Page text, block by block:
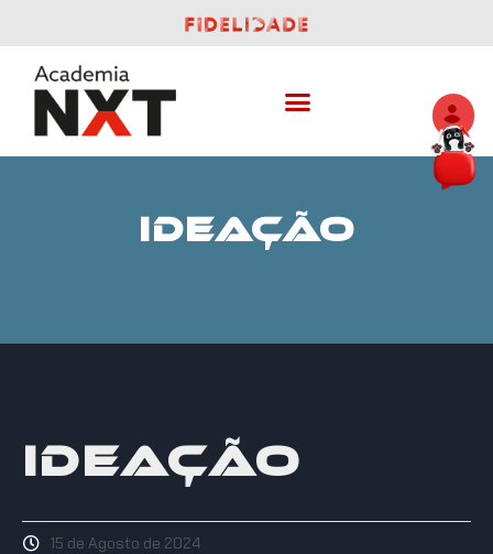
IDEAÇÃO
IDEAÇÃO
15 de Agosto de 2024